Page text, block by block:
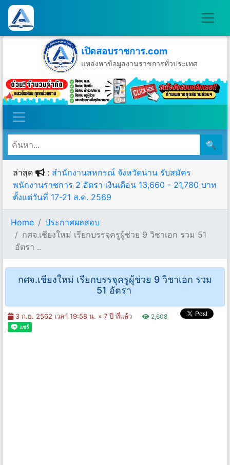
เปิดสอบราชการ.com
แหล่งหาข้อมูลงานราชการทั่วประเทศ
วันเสาร์ที่ 8 เดือนสิงหาคม พ.ศ.2569
🔍
ล่าสุด : สำนักงานสหกรณ์ จังหวัดน่าน รับสมัคร
พนักงานราชการ 2 อัตรา เงินเดือน 13,660 - 21,780 บาท
ตั้งแต่วันที่ 17-21 ส.ค. 2569
Home
ประกาศผลสอบ
กศจ.เชียงใหม่ เรียกบรรจุครูผู้ช่วย 9 วิชาเอก รวม 51
อัตรา ..
กศจ.เชียงใหม่ เรียกบรรจุครูผู้ช่วย 9 วิชาเอก รวม
51 อัตรา
3 ก.ย. 2562 เวลา 19:58 น. » 7 ปี ที่แล้ว 2,608